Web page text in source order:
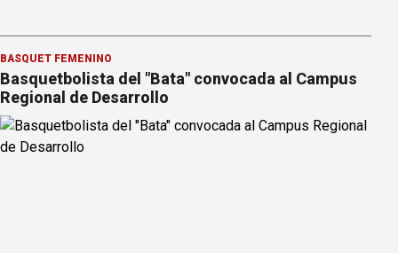
BÁSQUET FEMENINO
Basquetbolista del "Bata" convocada al Campus
Regional de Desarrollo